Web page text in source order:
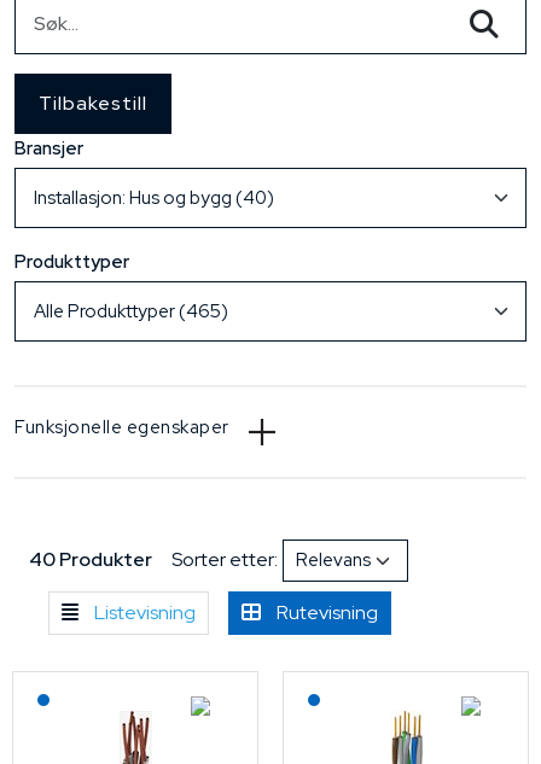
Tilbakestill
Bransjer
Produkttyper
Funksjonelle egenskaper
40 Produkter Sorter etter:
Listevisning Rutevisning
Lagerført: NEK Kabel Lagerført: NEK Kabel